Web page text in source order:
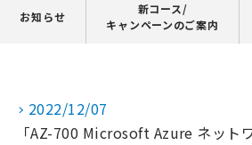
お知らせ
新コース/
キャンペーンのご案内
2022/12/07
「AZ-700 Microsoft Azure ネット